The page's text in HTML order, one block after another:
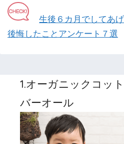
生後６カ月でしてあ
後悔したことアンケート７選
1.オーガニックコッ
バーオール